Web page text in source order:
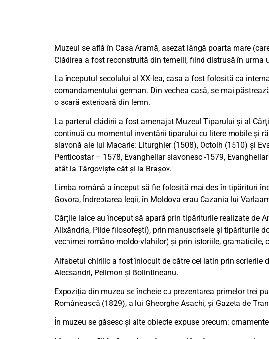
Muzeul se află în Casa Aramă, așezat lângă poarta mare
Clădirea a fost reconstruită din temelii, fiind distrusă în urma
La începutul secolului al XX-lea, casa a fost folosită ca
comandamentului german. Din vechea casă, se mai
o scară exterioară din lemn.
La parterul clădirii a fost amenajat Muzeul Tiparului şi al
continuă cu momentul inventării tiparului cu litere mobile şi
slavonă ale lui Macarie: Liturghier (1508), Octoih (1510) şi
Penticostar – 1578, Evangheliar slavonesc -1579,
atât la Târgoviște cât și la Brașov.
Limba română a început să fie folosită mai des în tipărituri
Govora, Îndreptarea legii, în Moldova erau Cazania lui
Cărțile laice au început să apară prin tipăriturile realizate de
Alixăndria, Pilde filosofeşti), prin manuscrisele şi tipăriturile
vechimei româno-moldo-vlahilor) și prin istoriile, gramaticile,
Alfabetul chirilic a fost înlocuit de către cel latin prin scrierile
Alecsandri, Pelimon şi Bolintineanu.
Expoziția din muzeu se încheie cu prezentarea primelor trei
Românească (1829), a lui Gheorghe Asachi, şi Gazeta de
În muzeu se găsesc și alte obiecte expuse precum: